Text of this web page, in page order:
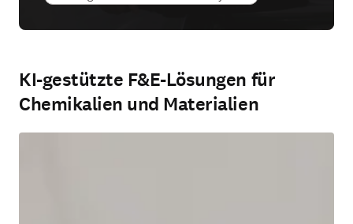
KI-gestützte F&E-Lösungen für
Chemikalien und Materialien